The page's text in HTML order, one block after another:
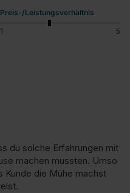
Preis-/Leistungsverhältnis
1
5
du solche Erfahrungen mit
machen mussten. Umso
Kunde die Mühe machst